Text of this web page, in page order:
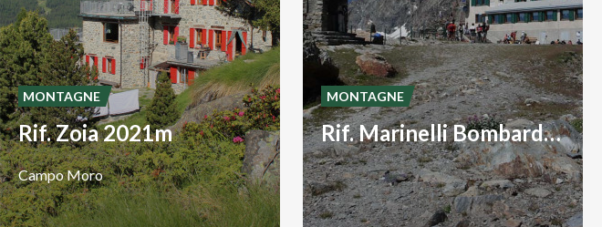
Rif. Zoia 2021m
CampoMoro
MONTAGNE
Rif. Marinelli Bombardieri 2813m
MONTAGNE